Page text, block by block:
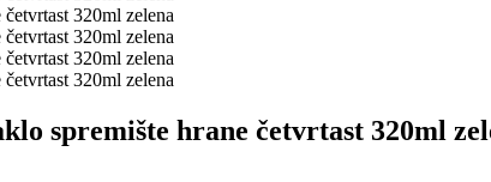
spremište hrane četvrtast 320ml